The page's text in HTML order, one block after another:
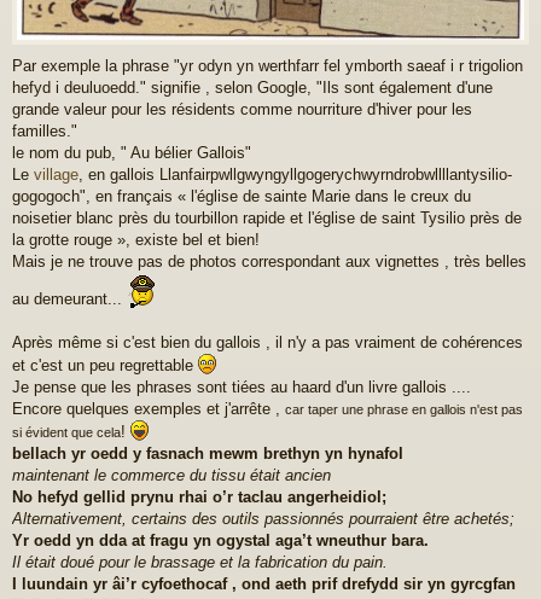
Par exemple la phrase "yr odyn yn werthfarr fel ymborth saeaf i r trigolion
hefyd i deuluoedd." signifie , selon Google, "Ils sont également d'une
grande valeur pour les résidents comme nourriture d'hiver pour les
familles."
le nom du pub, " Au bélier Gallois"
Le village, en gallois Llanfair­pwll­gwyn­gyll­go­gery­chwyrn­drobwll­llan­tysilio­
gogo­goch", en français « l'église de sainte Marie dans le creux du
noisetier blanc près du tourbillon rapide et l'église de saint Tysilio près de
la grotte rouge », existe bel et bien!
Mais je ne trouve pas de photos correspondant aux vignettes , très belles
au demeurant...
Après même si c'est bien du gallois , il n'y a pas vraiment de cohérences
et c'est un peu regrettable
Je pense que les phrases sont tiées au haard d'un livre gallois ....
Encore quelques exemples et j'arrête , car taper une phrase en gallois n'est pas
si évident que cela!
bellach yr oedd y fasnach mewm brethyn yn hynafol
maintenant le commerce du tissu était ancien
No hefyd gellid prynu rhai o’r taclau angerheidiol;
Alternativement, certains des outils passionnés pourraient être achetés;
Yr oedd yn dda at fragu yn ogystal aga’t wneuthur bara.
Il était doué pour le brassage et la fabrication du pain.
I luundain yr âi’r cyfoethocaf , ond aeth prif drefydd sir yn gyrcgfan